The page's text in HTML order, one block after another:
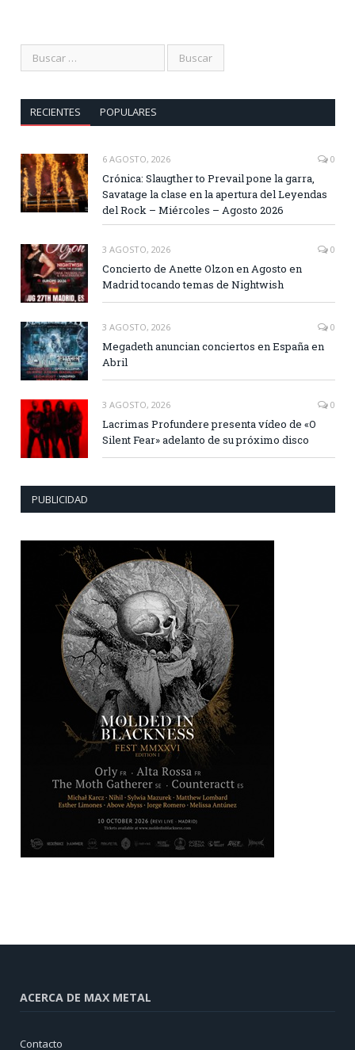
RECIENTES POPULARES
6 AGOSTO, 2026 0
Crónica: Slaugther to Prevail pone la garra,
Savatage la clase en la apertura del Leyendas
del Rock – Miércoles – Agosto 2026
3 AGOSTO, 2026 0
Concierto de Anette Olzon en Agosto en
Madrid tocando temas de Nightwish
3 AGOSTO, 2026 0
Megadeth anuncian conciertos en España en
Abril
3 AGOSTO, 2026 0
Lacrimas Profundere presenta vídeo de «O
Silent Fear» adelanto de su próximo disco
PUBLICIDAD
ACERCA DE MAX METAL
Contacto